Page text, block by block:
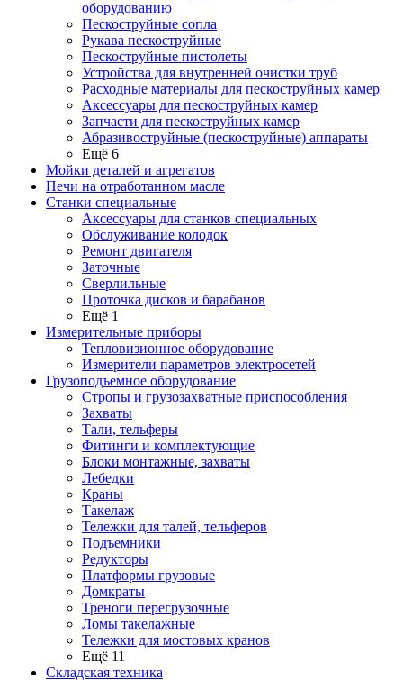
оборудованию
Пескоструйные сопла
Рукава пескоструйные
Пескоструйные пистолеты
Устройства для внутренней очистки труб
Расходные материалы для пескоструйных камер
Аксессуары для пескоструйных камер
Запчасти для пескоструйных камер
Абразивоструйные (пескоструйные) аппараты
Ещё 6
Мойки деталей и агрегатов
Печи на отработанном масле
Станки специальные
Аксессуары для станков специальных
Обслуживание колодок
Ремонт двигателя
Заточные
Сверлильные
Проточка дисков и барабанов
Ещё 1
Измерительные приборы
Тепловизионное оборудование
Измерители параметров электросетей
Грузоподъемное оборудование
Стропы и грузозахватные приспособления
Захваты
Тали, тельферы
Фитинги и комплектующие
Блоки монтажные, захваты
Лебедки
Краны
Такелаж
Тележки для талей, тельферов
Подъемники
Редукторы
Платформы грузовые
Домкраты
Треноги перегрузочные
Ломы такелажные
Тележки для мостовых кранов
Ещё 11
Складская техника